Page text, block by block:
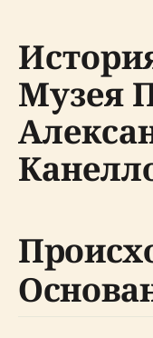
Музея